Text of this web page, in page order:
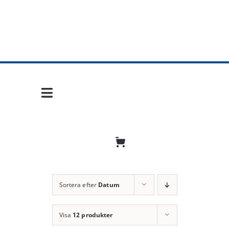
Toggle
Jobba hos oss
Bli återförsäljare
Sortera efter Datum
Visa 12 produkter